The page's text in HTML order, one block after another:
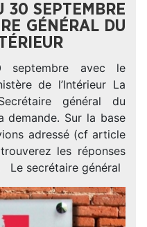
30 SEPTEMBRE
GÉNÉRAL DU
avec le
de l’Intérieur La
général du
demande. Sur la base
adressé (cf article
les réponses
Le secrétaire général